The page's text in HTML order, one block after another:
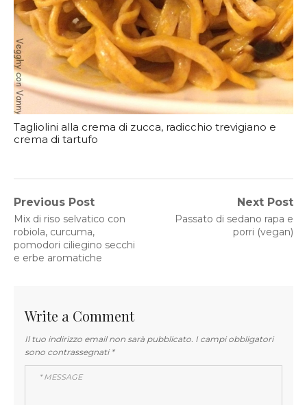
Tagliolini alla crema di zucca, radicchio trevigiano e
crema di tartufo
Navigazione
articoli
Previous Post
Previous
post:
Mix di riso selvatico con
robiola, curcuma,
pomodori ciliegino secchi
e erbe aromatiche
Next Post
Next
Passato di sedano rapa e
porri (vegan)
Write a Comment
Il tuo indirizzo email non sarà pubblicato. I campi obbligatori
sono contrassegnati *